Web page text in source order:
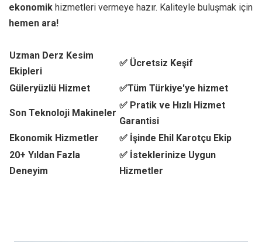
ekonomik hizmetleri vermeye hazır. Kaliteyle buluşmak için
hemen ara!
Uzman Derz Kesim
Ekipleri
✅ Ücretsiz Keşif
Güleryüzlü Hizmet ✅Tüm Türkiye'ye hizmet
Son Teknoloji Makineler
✅ Pratik ve Hızlı Hizmet
Garantisi
Ekonomik Hizmetler
✅ İşinde Ehil Karotçu Ekip
20+ Yıldan Fazla
Deneyim
✅ İsteklerinize Uygun
Hizmetler